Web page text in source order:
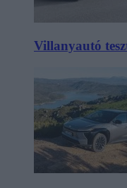
Villanyautó